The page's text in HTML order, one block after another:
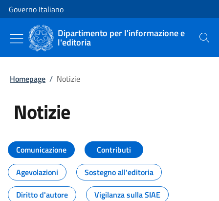
Vai al contenuto
Vai alla navigazione del sito
Governo Italiano
Dipartimento per l'informazione e
l'editoria Cerca
Homepage / Notizie
Notizie
Tutti i contenuti della pagina
Comunicazione
Contributi
Agevolazioni
Sostegno all'editoria
Diritto d'autore
Vigilanza sulla SIAE